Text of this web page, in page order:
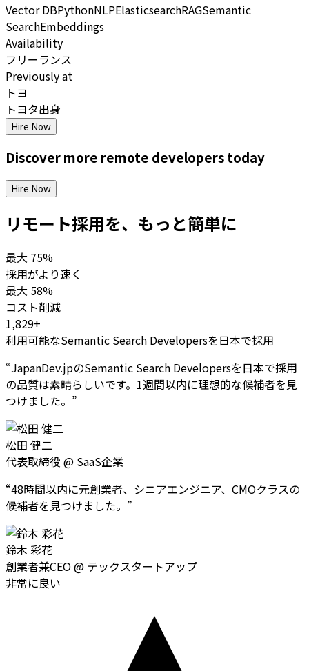
Vector DBPythonNLPElasticsearchRAGSemantic
SearchEmbeddings
Availability
フリーランス
Previously at
トヨ
トヨタ出身
Hire Now
Discover more remote developerstoday
Hire Now
リモート採用を、もっと簡単に
最大 75%
採用がより速く
最大 58%
コスト削減
1,829+
利用可能なSemantic Search Developersを日本で採用
“JapanDev.jpのSemantic Search Developersを日本で採用
の品質は素晴らしいです。1週間以内に理想的な候補者を見
つけました。 ”
松田 健二
代表取締役 @ SaaS企業
“48時間以内に元創業者、シニアエンジニア、CMOクラスの
候補者を見つけました。 ”
鈴木 彩花
創業者兼CEO@ テックスタートアップ
非常に良い